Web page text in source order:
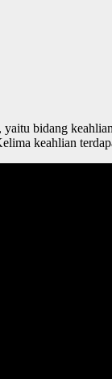
bidang
keahlian